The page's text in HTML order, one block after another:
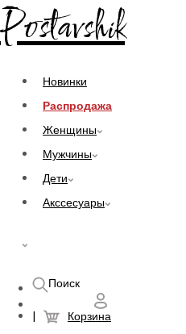
Postavshik
Новинки
Распродажа
Женщины
Мужчины
Дети
Акссесуары
Поиск
Корзина